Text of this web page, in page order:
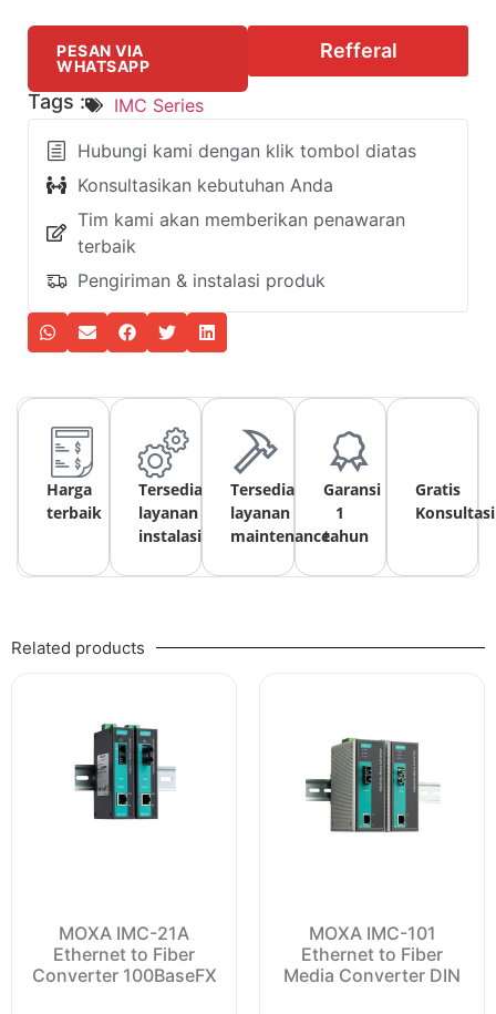
PESAN VIA
WHATSAPP
Refferal
Tags : IMC Series
Hubungi kami dengan klik tombol diatas
Konsultasikan kebutuhan Anda
Tim kami akan memberikan penawaran
terbaik
Pengiriman & instalasi produk
Harga
terbaik
Tersedia
layanan
instalasi
Tersedia
layanan
maintenance
Garansi
1
tahun
Gratis
Konsultasi
Related products
MOXA IMC-21A
Ethernet to Fiber
Converter 100BaseFX
MOXA IMC-101
Ethernet to Fiber
Media Converter DIN